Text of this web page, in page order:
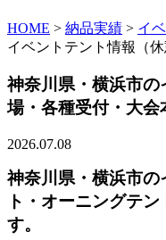
HOME > 納品実績 > イ
イベントテント情報（
神奈川県・横浜市
場・各種受付・大会
2026.07.08
神奈川県・横浜市
ト・オーニングテ
す。